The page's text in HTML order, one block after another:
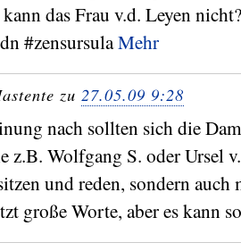
das Frau v.d. Leyen nicht?
#zensursulaMehr
zu 27.05.09 9:28
nach sollten sich die
z.B. Wolfgang S. oder Ursel
und reden, sondern auch
große Worte, aber es kann